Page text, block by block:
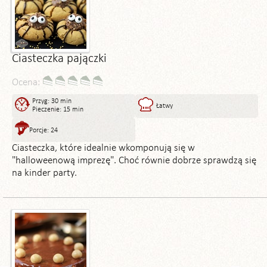
Ciasteczka pajączki
Ocena:
Przyg: 30 min
Pieczenie: 15 min
Łatwy
Porcje: 24
Ciasteczka, które idealnie wkomponują się w
"halloweenową imprezę". Choć równie dobrze sprawdzą się
na kinder party.